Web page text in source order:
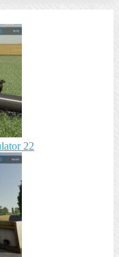
22